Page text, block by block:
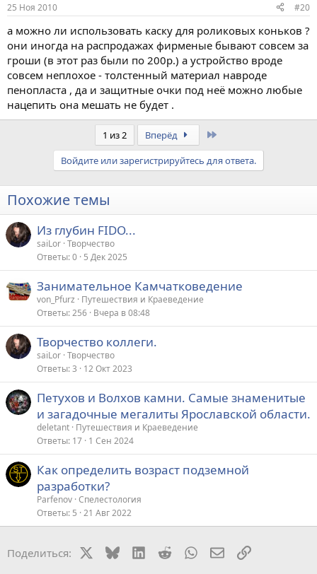
25 Ноя 2010 #20
а можно ли использовать каску для роликовых коньков ?
они иногда на распродажах фирменые бывают совсем за
гроши (в этот раз были по 200р.) а устройство вроде
совсем неплохое - толстенный материал навроде
пенопласта , да и защитные очки под неё можно любые
нацепить она мешать не будет .
1 из 2 Вперёд
Войдите или зарегистрируйтесь для ответа.
Похожие темы
Из глубин FIDO...
saiLor Творчество
Ответы 0 5 Дек 2025
Занимательное Камчатковедение
von_Pfurz
Путешествия и Краеведение
Ответы 256 Вчера в 08:48
Творчество коллеги.
saiLor Творчество
Ответы 3 12 Окт 2023
Петухов и Волхов камни. Самые знаменитые
и загадочные мегалиты Ярославской области.
deletant Путешествия и Краеведение
Ответы 17 1 Сен 2024
Как определить возраст подземной
разработки?
Parfenov Спелестология
Ответы 5 21 Авг 2022
Поделиться: BlueskyLinkedIn
RedditWhatsAppЭлектронная
Ссылка